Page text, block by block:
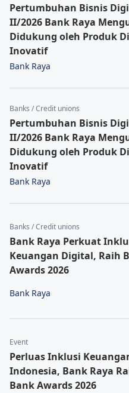
Pertumbuhan Bisnis
II/2026 Bank Raya
Didukung oleh Produk
Inovatif
Bank Raya
Banks / Credit unions
Pertumbuhan Bisnis
II/2026 Bank Raya
Didukung oleh Produk
Inovatif
Bank Raya
Banks / Credit unions
Bank Raya Perkuat
Keuangan Digital, Raih
Awards 2026
Bank Raya
Event
Perluas Inklusi
Indonesia, Bank Raya
Bank Awards 2026